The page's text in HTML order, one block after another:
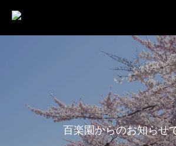
百楽園からのお知らせ